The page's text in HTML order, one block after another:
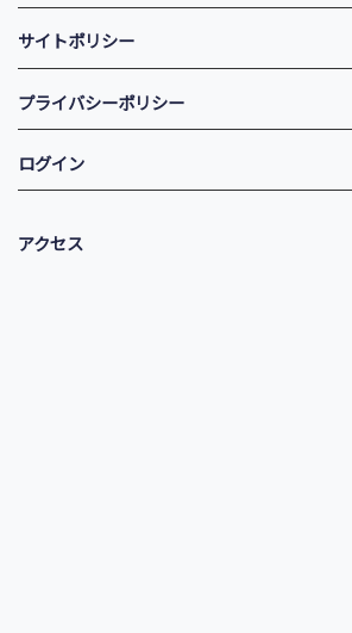
サイトポリシー
プライバシーポリシー
ログイン
アクセス